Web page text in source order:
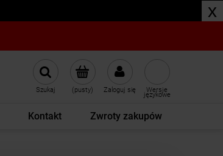
x
(pusty) Zaloguj się
Szukaj Wersje
językowe
Kontakt Zwroty zakupów